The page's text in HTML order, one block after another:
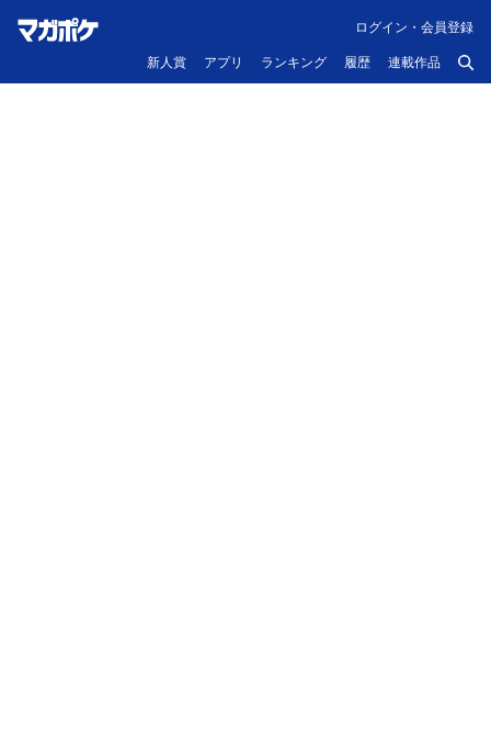
新人賞 アプリ ランキング 履歴 連載作品
ログイン・会員登録